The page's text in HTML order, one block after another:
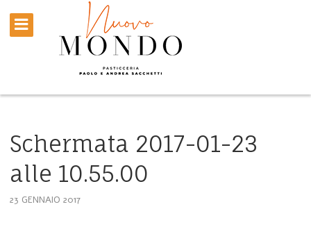
Schermata 2017-01-23
alle 10.55.00
23 GENNAIO 2017